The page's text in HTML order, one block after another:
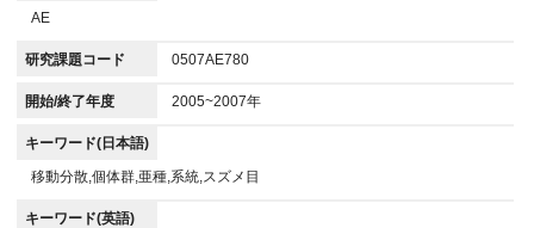
AE
研究課題コード 0507AE780
開始/終了年度 2005~2007年
キーワード(日本語)
移動分散,個体群,亜種,系統,スズメ目
キーワード(英語)